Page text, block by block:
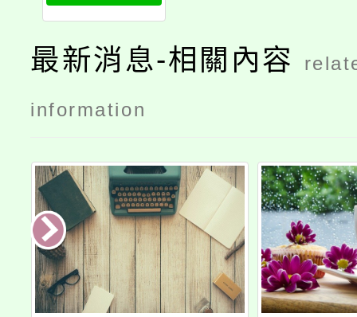
最新消息-相關內容
information